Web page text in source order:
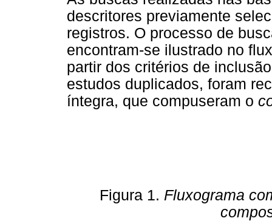
descritores previamente
registros. O processo de
encontram-se ilustrado no
partir dos critérios de
estudos duplicados, foram
íntegra, que compuseram o
Figura 1. Fluxograma